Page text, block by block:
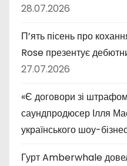
28.07.2026
П’ять пісень про
Rose презентує
27.07.2026
«Є договори зі
саундпродюсер Ілля
українського шоу-
Гурт Amberwhale